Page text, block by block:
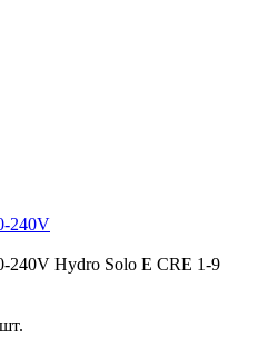
240V
240V Hydro Solo E CRE 1-9
шт.